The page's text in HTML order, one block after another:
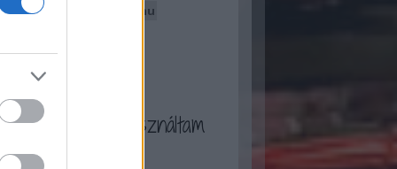
a cimkéket használtam